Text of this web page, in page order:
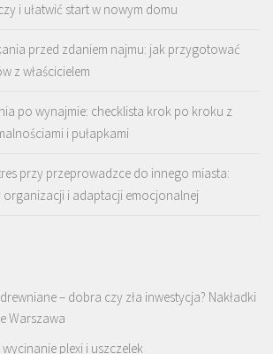
i ułatwić start w nowym domu
przed zdaniem najmu: jak przygotować
z właścicielem
po wynajmie: checklista krok po kroku z
i pułapkami
przy przeprowadzce do innego miasta:
i adaptacji emocjonalnej
– dobra czy zła inwestycja? Nakładki
Warszawa
plexi i uszczelek